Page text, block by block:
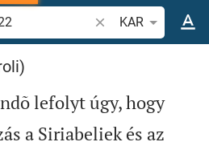
Igevers vagy szó
KAR
lefolyt úgy, hogy
a Siriabeliek és az